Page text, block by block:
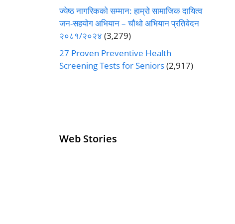
ज्येष्ठ नागरिकको सम्मान: हाम्रो सामाजिक दायित्व
जन-सहयोग अभियान – चौथो अभियान प्रतिवेदन
२०८१/२०२४ (3,279)
27 Proven Preventive Health
Screening Tests for Seniors(2,917)
Web Stories
Senior Living